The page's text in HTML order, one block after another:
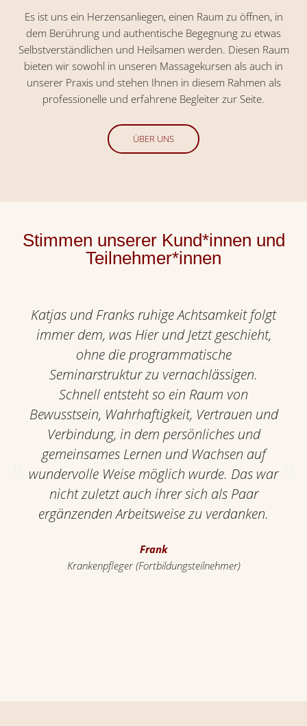
Es ist uns ein Herzensanliegen, einen Raum zu öffnen, in
dem Berührung und authentische Begegnung zu etwas
Selbstverständlichen und Heilsamen werden. Diesen Raum
bieten wir sowohl in unseren Massagekursen als auch in
unserer Praxis und stehen Ihnen in diesem Rahmen als
professionelle und erfahrene Begleiter zur Seite.
ÜBER UNS
Stimmen unserer Kund*innen und
Teilnehmer*innen
Katjas und Franks ruhige Achtsamkeit folgt
immer dem, was Hier und Jetzt geschieht,
ohne die programmatische
Seminarstruktur zu vernachlässigen.
Schnell entsteht so ein Raum von
Bewusstsein, Wahrhaftigkeit, Vertrauen und
Verbindung, in dem persönliches und
gemeinsames Lernen und Wachsen auf
wundervolle Weise möglich wurde. Das war
nicht zuletzt auch ihrer sich als Paar
ergänzenden Arbeitsweise zu verdanken.
Frank
Krankenpfleger (Fortbildungsteilnehmer)